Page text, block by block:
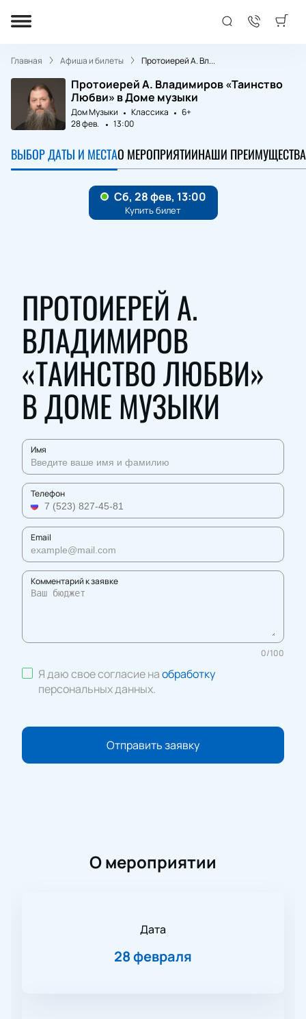
Главная Афиша и билеты Протоиерей А. Вл...
Протоиерей А. Владимиров «Таинство
Любви» в Доме музыки
Дом Музыки Классика
6+
28 фев.
13:00
ВЫБОР ДАТЫ И МЕСТАО МЕРОПРИЯТИИНАШИ ПРЕИМУЩЕСТВА
ПРОТОИЕРЕЙ А.
ВЛАДИМИРОВ
«ТАИНСТВО ЛЮБВИ»
В ДОМЕ МУЗЫКИ
Имя
Телефон
Email
Комментарий к заявке
0/100
Я даю свое согласие наобработку
персональных данных.
Отправить заявку
О мероприятии
Дата
28 февраля